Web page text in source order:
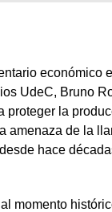
económico
UdeC, Bruno
proteger la
amenaza de la
hace
momento